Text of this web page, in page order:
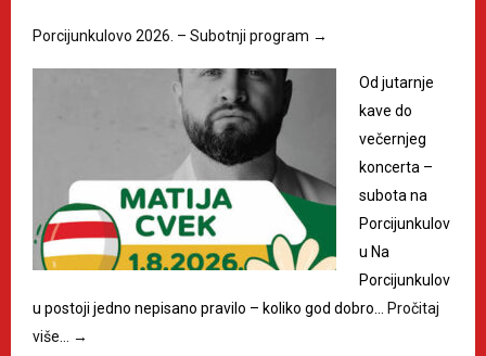
Porcijunkulovo 2026. – Subotnji program →
Od jutarnje
kave do
večernjeg
koncerta –
subota na
Porcijunkulov
u Na
Porcijunkulov
u postoji jedno nepisano pravilo – koliko god dobro… Pročitaj
više… →